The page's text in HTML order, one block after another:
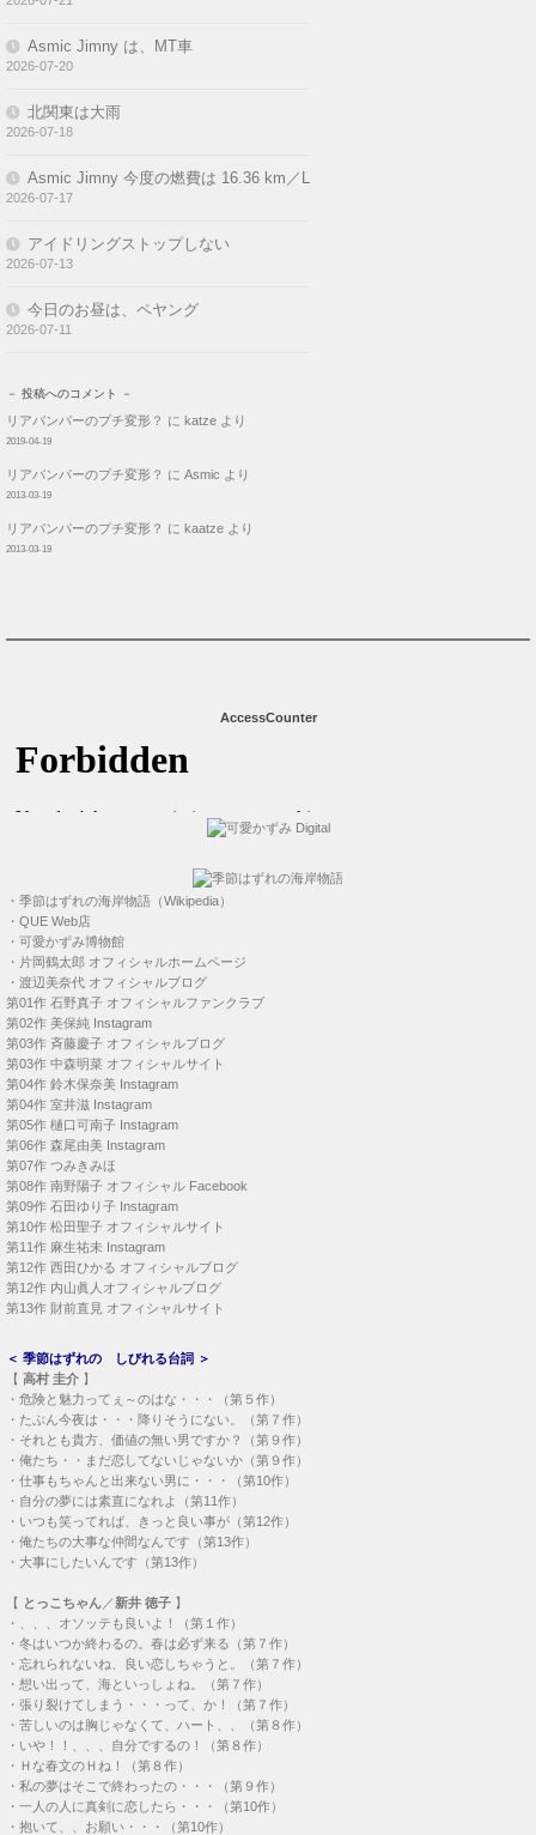
Asmic Jimny は、MT車
2026-07-20
北関東は大雨
2026-07-18
Asmic Jimny 今度の燃費は 16.36 km／L
2026-07-17
アイドリングストップしない
2026-07-13
今日のお昼は、ペヤング
2026-07-11
－ 投稿へのコメント －
リアバンパーのプチ変形？ に katze より
2019-04-19
リアバンパーのプチ変形？ に Asmic より
2013-03-19
リアバンパーのプチ変形？ に kaatze より
2013-03-19
AccessCounter
・ 季節はずれの海岸物語（Wikipedia）
・ QUE Web店
・ 可愛かずみ博物館
・ 片岡鶴太郎 オフィシャルホームページ
・ 渡辺美奈代 オフィシャルブログ
第01作 石野真子 オフィシャルファンクラブ
第02作 美保純 Instagram
第03作 斉藤慶子 オフィシャルブログ
第03作 中森明菜 オフィシャルサイト
第04作 鈴木保奈美 Instagram
第04作 室井滋 Instagram
第05作 樋口可南子 Instagram
第06作 森尾由美 Instagram
第07作 つみきみほ
第08作 南野陽子 オフィシャル Facebook
第09作 石田ゆり子 Instagram
第10作 松田聖子 オフィシャルサイト
第11作 麻生祐未 Instagram
第12作 西田ひかる オフィシャルブログ
第12作 内山眞人オフィシャルブログ
第13作 財前直見 オフィシャルサイト
＜ 季節はずれの しびれる台詞 ＞
【 高村 圭介 】
・ 危険と魅力ってぇ～のはな・・・（第５作）
・ たぶん今夜は・・・降りそうにない。（第７作）
・ それとも貴方、価値の無い男ですか？（第９作）
・ 俺たち・・まだ恋してないじゃないか（第９作）
・ 仕事もちゃんと出来ない男に・・・（第10作）
・ 自分の夢には素直になれよ（第11作）
・ いつも笑ってれば、きっと良い事が（第12作）
・ 俺たちの大事な仲間なんです（第13作）
・ 大事にしたいんです（第13作）
【 とっこちゃん ／新井 徳子 】
・
、、、オソッテも良いよ！（第１作）
・ 冬はいつか終わるの。春は必ず来る（第７作）
・ 忘れられないね、良い恋しちゃうと。（第７作）
・ 想い出って、海といっしょね。（第７作）
・ 張り裂けてしまう・・・って、か！（第７作）
・ 苦しいのは胸じゃなくて、ハート、、（第８作）
・ いや！！、、、自分でするの！（第８作）
・ Ｈな春文のＨね！（第８作）
・ 私の夢はそこで終わったの・・・（第９作）
・ 一人の人に真剣に恋したら・・・（第10作）
・ 抱いて、、お願い・・・（第10作）